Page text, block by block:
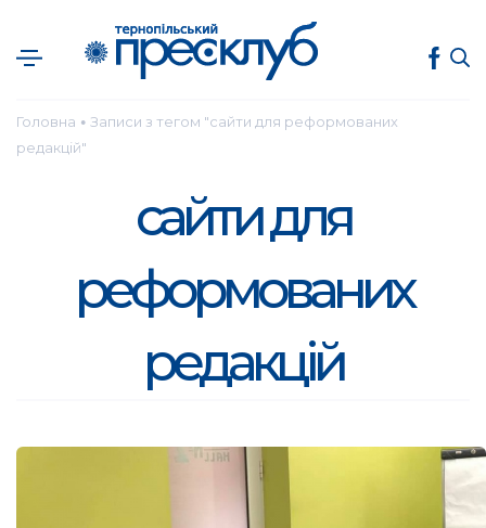
Головна ● Записи з тегом "сайти для реформованих
редакцій"
сайти для
реформованих
редакцій